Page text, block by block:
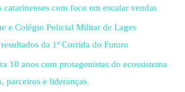
catarinenses com foco em escalar vendas
e Colégio Policial Militar de Lages
da 1ª Corrida do Futuro
10 anos com protagonistas do ecossistema
parceiros e lideranças